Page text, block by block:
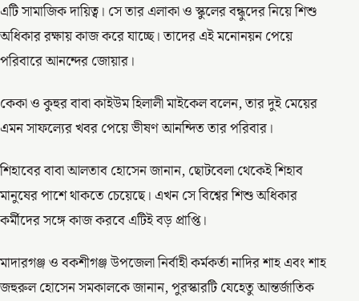
এটি সামাজিক দায়িত্ব। সে তার এলাকা ও স্কুলের বন্ধুদের নিয়ে শিশু
অধিকার রক্ষায় কাজ করে যাচ্ছে। তাদের এই মনোনয়ন পেয়ে
পরিবারে আনন্দের জোয়ার।
কেকা ও কুহুর বাবা কাইউম হিলালী মাইকেল বলেন, তার দুই মেয়ের
এমন সাফল্যের খবর পেয়ে ভীষণ আনন্দিত তার পরিবার।
শিহাবের বাবা আলতাব হোসেন জানান, ছোটবেলা থেকেই শিহাব
মানুষের পাশে থাকতে চেয়েছে। এখন সে বিশ্বের শিশু অধিকার
কর্মীদের সঙ্গে কাজ করবে এটিই বড় প্রাপ্তি।
মাদারগঞ্জ ও বকশীগঞ্জ উপজেলা নির্বাহী কর্মকর্তা নাদির শাহ এবং শাহ
জহুরুল হোসেন সমকালকে জানান, পুরস্কারটি যেহেতু আন্তর্জাতিক